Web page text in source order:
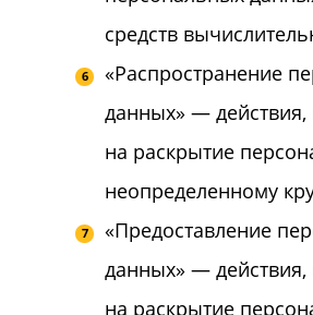
средств
«Распространение
данных» —
на раскрытие
неопределенному
«Предоставление
данных» —
на раскрытие